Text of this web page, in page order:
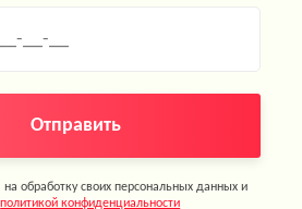
Отправить
на обработку своих персональных данных и
политикой конфиденциальности